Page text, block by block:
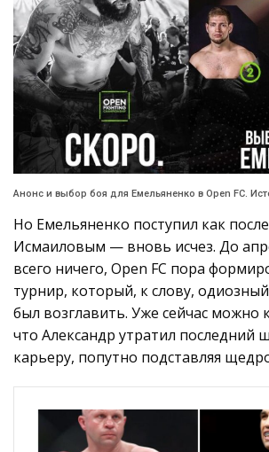
Анонс и выбор боя для Емельяненко в Open FC.
Но Емельяненко поступил как
Исмаиловым — вновь исчез. До
всего ничего, Open FC пора
турнир, который, к слову,
был возглавить. Уже сейчас можно
что Александр утратил последний
карьеру, попутно подставляя